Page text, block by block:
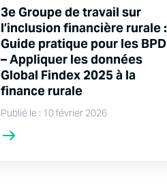
3e Groupe de travail sur
l’inclusion financière rurale :
Guide pratique pour les BPD
– Appliquer les données
Global Findex 2025 à la
finance rurale
Publié le : 10 février 2026